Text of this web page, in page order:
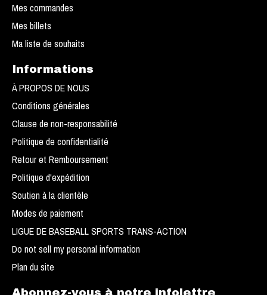
Mes commandes
Mes billets
Ma liste de souhaits
Informations
À PROPOS DE NOUS
Conditions générales
Clause de non-responsabilité
Politique de confidentialité
Retour et Remboursement
Politique d'expédition
Soutien à la clientèle
Modes de paiement
LIGUE DE BASEBALL SPORTS TRANS-ACTION
Do not sell my personal information
Plan du site
Abonnez-vous à notre infolettre